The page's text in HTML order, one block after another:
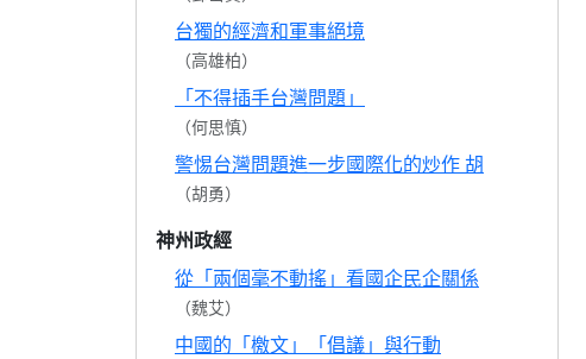
台獨的經濟和軍事絕境
（高雄柏）
「不得插手台灣問題」
（何思慎）
警惕台灣問題進一步國際化的炒作 胡
（胡勇）
神州政經
從「兩個毫不動搖」看國企民企關係
（魏艾）
中國的「檄文」「倡議」與行動